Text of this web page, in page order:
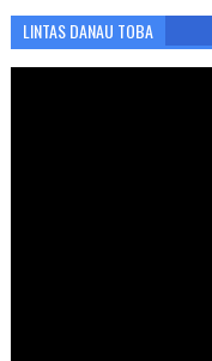
LINTAS DANAU TOBA